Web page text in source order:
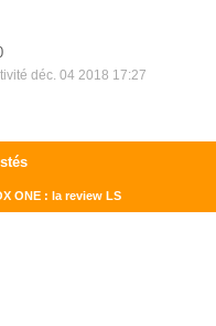
déc. 04 2018 17:27
ONE : la review LS